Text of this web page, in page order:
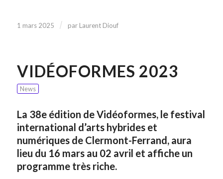
1 mars 2025 / par Laurent Diouf
VIDÉOFORMES 2023
News
La 38e édition de Vidéoformes, le festival
international d’arts hybrides et
numériques de Clermont-Ferrand, aura
lieu du 16 mars au 02 avril et affiche un
programme très riche.